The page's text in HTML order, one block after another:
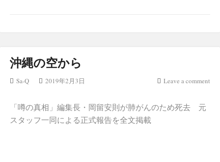
沖縄の空から
Sa-Q 2019年2月3日 Leave a comment
「噂の真相」編集長・岡留安則が肺がんのため死去 元
スタッフ一同による正式報告を全文掲載